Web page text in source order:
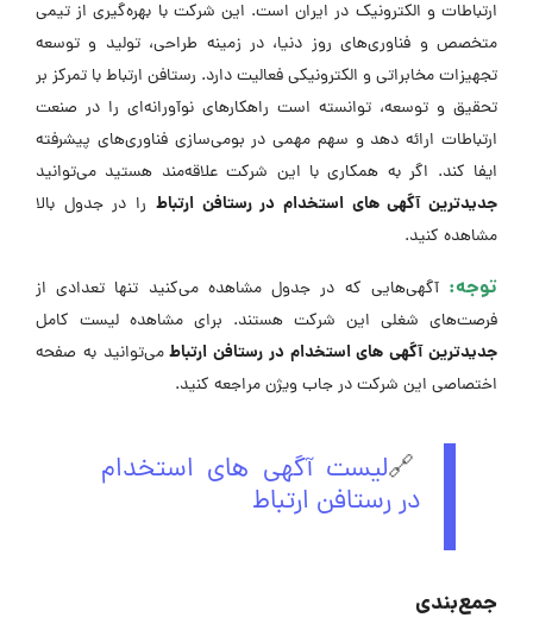
ارتباطات و الکترونیک در ایران است. این شرکت با بهره‌گیری از تیمی
متخصص و فناوری‌های روز دنیا، در زمینه طراحی، تولید و توسعه
تجهیزات مخابراتی و الکترونیکی فعالیت دارد. رستافن ارتباط با تمرکز بر
تحقیق و توسعه، توانسته است راهکارهای نوآورانه‌ای را در صنعت
ارتباطات ارائه دهد و سهم مهمی در بومی‌سازی فناوری‌های پیشرفته
ایفا کند. اگر به همکاری با این شرکت علاقه‌مند هستید می‌توانید
جدیدترین آگهی های استخدام در رستافن ارتباط را در جدول بالا
مشاهده کنید.
توجه: آگهی‌هایی که در جدول مشاهده می‌کنید تنها تعدادی از
فرصت‌های شغلی این شرکت هستند. برای مشاهده لیست کامل
جدیدترین آگهی های استخدام در رستافن ارتباطمی‌توانید به صفحه
اختصاصی این شرکت در جاب ویژن مراجعه کنید.
🔗لیست آگهی های استخدام
در رستافن ارتباط
جمع‌بندی